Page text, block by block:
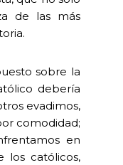
de las más
sobre la
debería
evadimos,
comodidad;
en
los católicos,